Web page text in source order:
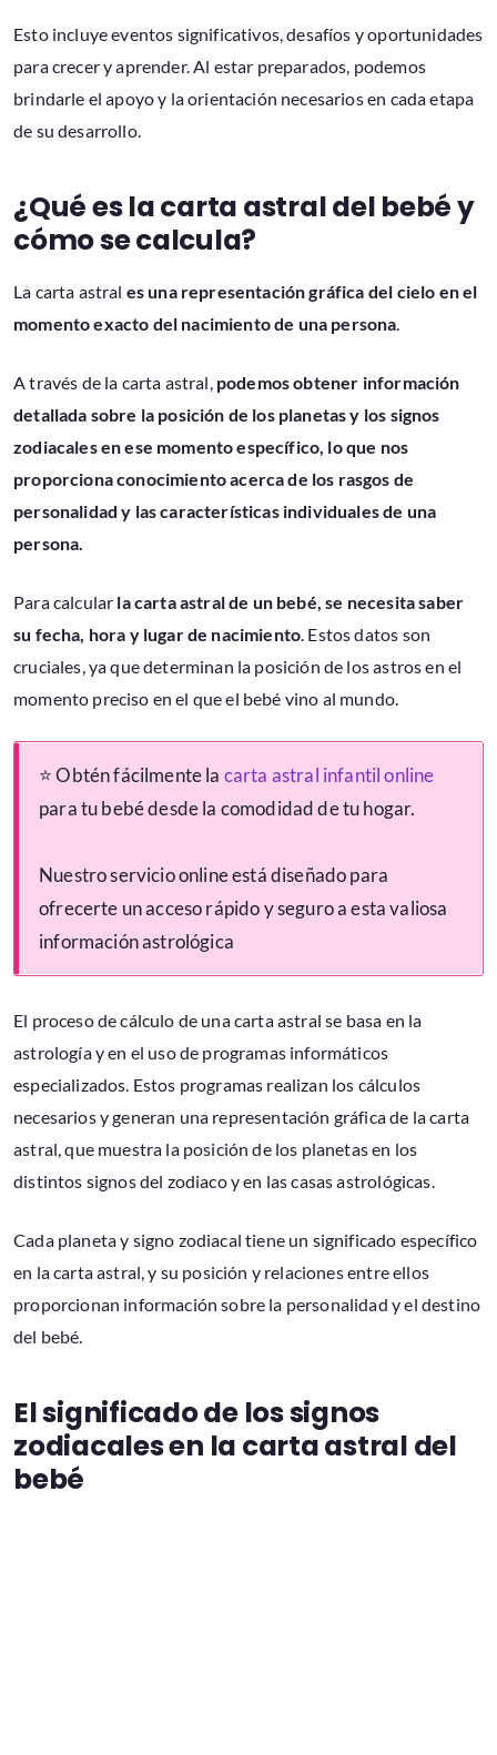
Esto incluye eventos significativos, desafíos y oportunidades
para crecer y aprender. Al estar preparados, podemos
brindarle el apoyo y la orientación necesarios en cada etapa
de su desarrollo.
¿Qué es la carta astral del bebé y
cómo se calcula?
La carta astral es una representación gráfica del cielo en el
momento exacto del nacimiento de una persona
A través de la carta astral, podemos obtener información
detallada sobre la posición de los planetas y los signos
zodiacales en ese momento específico, lo que nos
proporciona conocimiento acerca de los rasgos de
personalidad y las características individuales de una
persona.
Para calcular la carta astral de un bebé, se necesita saber
su fecha, hora y lugar de nacimiento . Estos datos son
cruciales, ya que determinan la posición de los astros en el
momento preciso en el que el bebé vino al mundo.
⭐ Obtén fácilmente la carta astral infantil online
para tu bebé desde la comodidad de tu hogar.
Nuestro servicio online está diseñado para
ofrecerte un acceso rápido y seguro a esta valiosa
información astrológica
El proceso de cálculo de una carta astral se basa en la
astrología y en el uso de programas informáticos
especializados. Estos programas realizan los cálculos
necesarios y generan una representación gráfica de la carta
astral, que muestra la posición de los planetas en los
distintos signos del zodiaco y en las casas astrológicas.
Cada planeta y signo zodiacal tiene un significado específico
en la carta astral, y su posición y relaciones entre ellos
proporcionan información sobre la personalidad y el destino
del bebé.
El significado de los signos
zodiacales en la carta astral del
bebé